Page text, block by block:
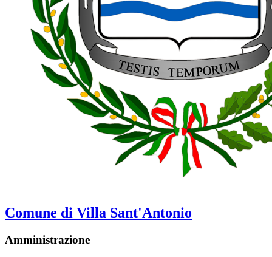
Comune di Villa Sant'Antonio
Amministrazione